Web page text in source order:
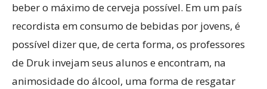
beber o máximo de cerveja possível. Em um país
recordista em consumo de bebidas por jovens, é
possível dizer que, de certa forma, os professores
de Druk invejam seus alunos e encontram, na
animosidade do álcool, uma forma de resgatar